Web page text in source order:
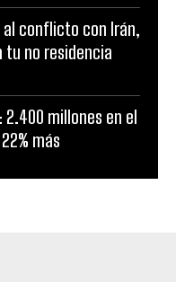
al conflicto con Irán,
tu no residencia
2.400 millones en el
más